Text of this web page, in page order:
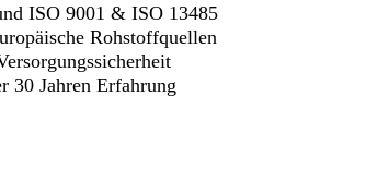
ISO 9001 & ISO 13485
Rohstoffquellen
30 Jahren Erfahrung